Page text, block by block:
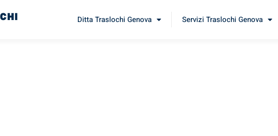
Ditta Traslochi Genova Servizi Traslochi Genova